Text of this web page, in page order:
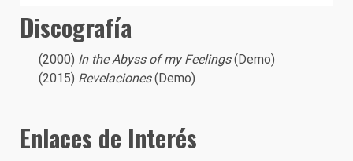
Discografía
(2000) In the Abyss of my Feelings(Demo)
(2015) Revelaciones(Demo)
Enlaces de Interés